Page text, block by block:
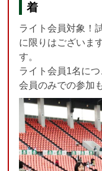
着
ライト会員対象！
に限りはございま
す。
ライト会員1名に
会員のみでの参加